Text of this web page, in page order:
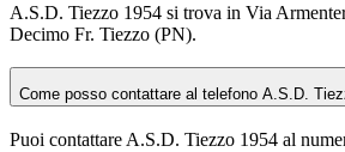
A.S.D. Tiezzo 1954 si trova in Via
Decimo Fr. Tiezzo (PN).
Come posso contattare al telefono A.S.D.
Puoi contattare A.S.D. Tiezzo 1954 al